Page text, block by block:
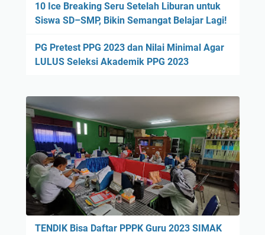
10 Ice Breaking Seru Setelah Liburan untuk
Siswa SD–SMP, Bikin Semangat Belajar Lagi!
PG Pretest PPG 2023 dan Nilai Minimal Agar
LULUS Seleksi Akademik PPG 2023
TENDIK Bisa Daftar PPPK Guru 2023 SIMAK